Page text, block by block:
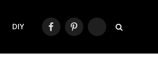
DIY
FacebookPinterestRSS